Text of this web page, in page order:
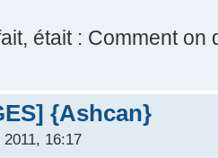
était : Comment on
{Ashcan}
16:17